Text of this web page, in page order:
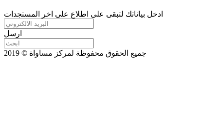
ادخل بياناتك لتبقى على اطلاع على اخر المستجدات
ارسل
جميع الحقوق محفوظة لمركز مساواة © 2019